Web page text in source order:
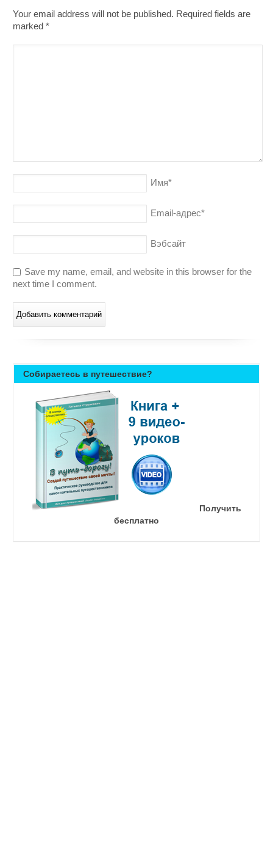
Your email address will not be published. Required fields are
marked*
Имя*
Email-адрес*
Вэбсайт
Save my name, email, and website in this browser for the
next time I comment.
Собираетесь в путешествие?
Получить
бесплатно